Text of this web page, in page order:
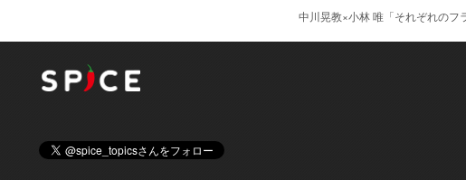
中川晃教×小林 唯「それぞれのフ